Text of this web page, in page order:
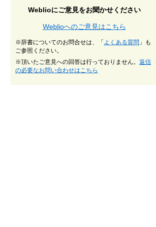
Weblioにご意見をお聞かせください
Weblioへのご意見はこちら
※辞書についてのお問合せは、「 よくある質問 」も
ご参照ください。
※頂いたご意見への回答は行っておりません。 返信
の必要なお問い合わせはこちら